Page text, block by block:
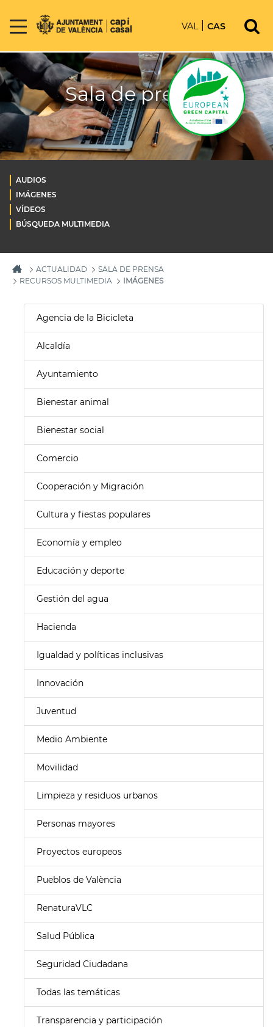
VAL CAS
Sala de prensa
AUDIOS
IMÁGENES
VÍDEOS
BÚSQUEDA MULTIMEDIA
ACTUALIDAD
SALA DE PRENSA
RECURSOS MULTIMEDIA
IMÁGENES
Agencia de la Bicicleta
Alcaldía
Ayuntamiento
Bienestar animal
Bienestar social
Comercio
Cooperación y Migración
Cultura y fiestas populares
Economía y empleo
Educación y deporte
Gestión del agua
Hacienda
Igualdad y políticas inclusivas
Innovación
Juventud
Medio Ambiente
Movilidad
Limpieza y residuos urbanos
Personas mayores
Proyectos europeos
Pueblos de València
RenaturaVLC
Salud Pública
Seguridad Ciudadana
Todas las temáticas
Transparencia y participación